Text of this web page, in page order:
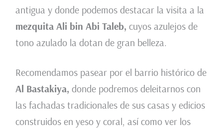
antigua y donde podemos destacar la visita a la
mezquita Ali bin Abi Taleb, cuyos azulejos de
tono azulado la dotan de gran belleza.
Recomendamos pasear por el barrio histórico de
Al Bastakiya, donde podremos deleitarnos con
las fachadas tradicionales de sus casas y edicios
construidos en yeso y coral, así como ver los